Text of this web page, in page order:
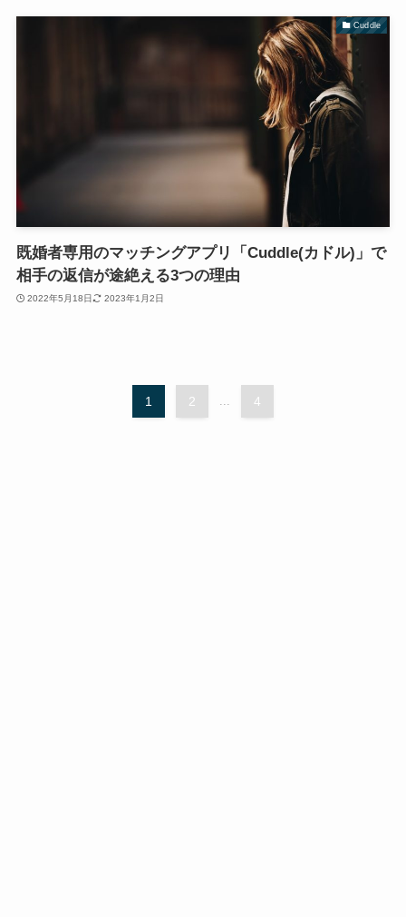
Cuddle
既婚者専用のマッチングアプリ「Cuddle(カドル)」で
相手の返信が途絶える3つの理由
2022年5月18日 2023年1月2日
1 2 4